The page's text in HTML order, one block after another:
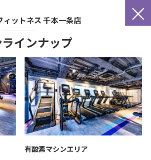
×
ィットネス 千本一条店
インナップ
有酸素マシンエリア